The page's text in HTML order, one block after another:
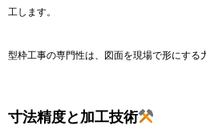
工します。
型枠工事の専門性は、図面を現場で形にする
寸法精度と加工技術